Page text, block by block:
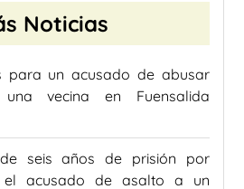
Noticias
para un acusado de abusar
vecina en Fuensalida
seis años de prisión por
el acusado de asalto a un